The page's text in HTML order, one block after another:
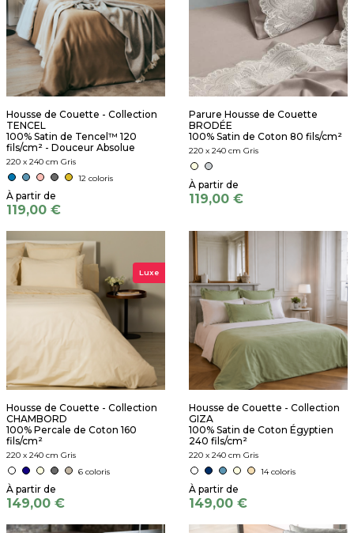
Housse de Couette - Collection
TENCEL
100% Satin de Tencel™ 120
fils/cm² - Douceur Absolue
220 x 240 cm Gris
12 coloris
119,00 €
Parure Housse de Couette
BRODÉE
100% Satin de Coton 80 fils/cm²
220 x 240 cm Gris
119,00 €
Luxe
Housse de Couette - Collection
CHAMBORD
100% Percale de Coton 160
fils/cm²
220 x 240 cm Gris
6 coloris
149,00 €
Housse de Couette - Collection
GIZA
100% Satin de Coton Égyptien
240 fils/cm²
220 x 240 cm Gris
14 coloris
149,00 €